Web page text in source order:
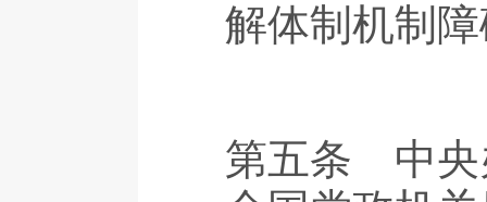
解体制机制
第五条 中央